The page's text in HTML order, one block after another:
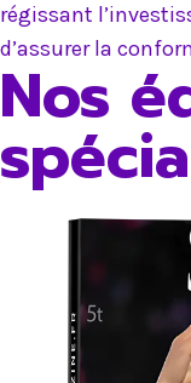
régissant
d’assurer la
Nos